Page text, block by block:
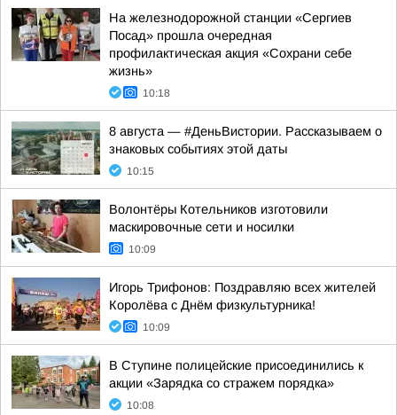
На железнодорожной станции «Сергиев
Посад» прошла очередная
профилактическая акция «Сохрани себе
жизнь»
10:18
8 августа — #ДеньВистории. Рассказываем о
знаковых событиях этой даты
10:15
Волонтёры Котельников изготовили
маскировочные сети и носилки
10:09
Игорь Трифонов: Поздравляю всех жителей
Королёва с Днём физкультурника!
10:09
В Ступине полицейские присоединились к
акции «Зарядка со стражем порядка»
10:08